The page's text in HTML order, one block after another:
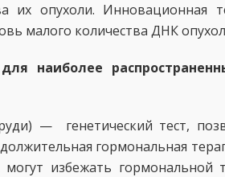
их опухоли. Инновационная
малого количества ДНК
наиболее
— генетический тест,
гормональная
избежать гормональной